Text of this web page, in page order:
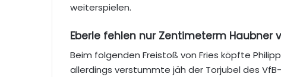
weiterspielen.
Eberle fehlen nur Zentimeterm Haubner
Beim folgenden Freistoß von Fries köpfte
allerdings verstummte jäh der Torjubel des